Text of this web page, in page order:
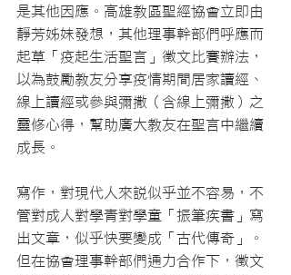
是其他因應。高雄教區聖經協會立即由
靜芳姊妹發想，其他理事幹部們呼應而
起草「疫起生活聖言」徵文比賽辦法，
以為鼓勵教友分享疫情期間居家讀經、
線上讀經或參與彌撒（含線上彌撒）之
靈修心得，幫助廣大教友在聖言中繼續
成長。
寫作，對現代人來說似乎並不容易，不
管對成人對學青對學童「振筆疾書」寫
出文章，似乎快要變成「古代傳奇」。
但在協會理事幹部們通力合作下，徵文